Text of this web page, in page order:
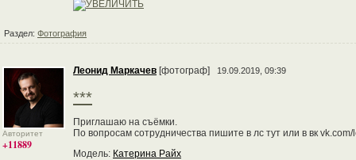
Раздел: Фотография
Авторитет
+11889
Леонид Маркачев [фотограф] 19.09.2019, 09:39
***
Приглашаю на съёмки.
По вопросам сотрудничества пишите в лс тут или в вк
Модель: Катерина Райх